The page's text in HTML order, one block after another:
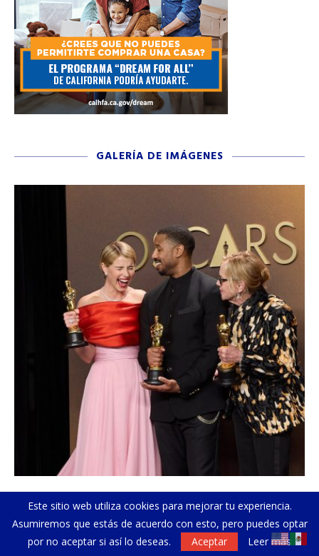
GALERÍA DE IMÁGENES
Fotos memorables de la edición 98 de la...
03/16/2026
Este sitio web utiliza cookies para mejorar tu experiencia.
Asumiremos que estás de acuerdo con esto, pero puedes optar
por no aceptar si así lo deseas.
Aceptar Leer más